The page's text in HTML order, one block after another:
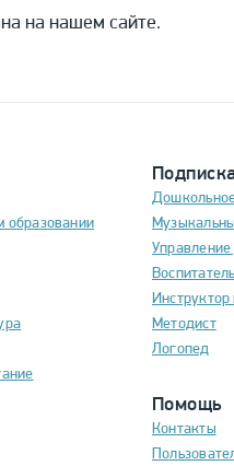
на нашем сайте.
Инструктор
Методист
Логопед
Помощь
Контакты